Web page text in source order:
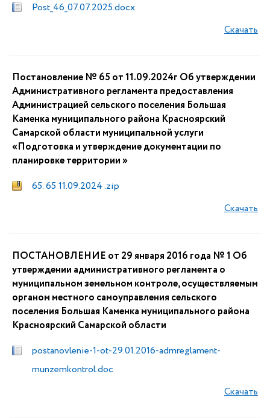
Post_46_07.07.2025.docx
Скачать
Постановление № 65 от 11.09.2024г Об утверждении
Административного регламента предоставления
Администрацией сельского поселения Большая
Каменка муниципального района Красноярский
Самарской области муниципальной услуги
«Подготовка и утверждение документации по
планировке территории »
65. 65 11.09.2024 .zip
Скачать
ПОСТАНОВЛЕНИЕ от 29 января 2016 года № 1 Об
утверждении административного регламента о
муниципальном земельном контроле, осуществляемым
органом местного самоуправления сельского
поселения Большая Каменка муниципального района
Красноярский Самарской области
postanovlenie-1-ot-29.01.2016-admreglament-
munzemkontrol.doc
Скачать